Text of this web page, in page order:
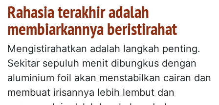
Rahasia terakhir adalah
membiarkannya beristirahat
Mengistirahatkan adalah langkah penting.
Sekitar sepuluh menit dibungkus dengan
aluminium foil akan menstabilkan cairan dan
membuat irisannya lebih lembut dan